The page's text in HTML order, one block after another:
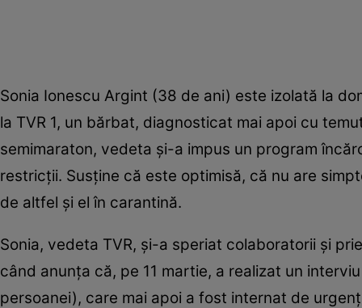
Sonia Ionescu Argint (38 de ani) este izolată la
la TVR 1, un bărbat, diagnosticat mai apoi cu
semimaraton, vedeta şi-a impus un program
restricţii. Susţine că este optimisă, că nu are
de altfel şi el în carantină.
Sonia, vedeta TVR, şi-a speriat colaboratorii şi
când anunţa că, pe 11 martie, a realizat un
persoanei), care mai apoi a fost internat de